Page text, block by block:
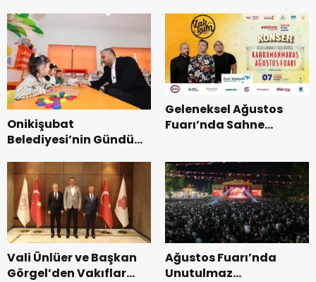
Onikişubat
Belediyesi’nin Gündüz
dönemin ön kayıtları
başladı.
Geleneksel Ağustos
Fuarı’nda Sahne
Vali Ünlüer ve Başkan
Görgel’den Vakıflar
Ağustos Fuarı’nda
Unutulmaz